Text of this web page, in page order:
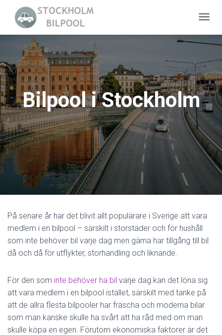
P
Å
/
A
V
A
V
G
Bilpool i Stockholm
På senare år har det blivit allt populärare i Sverige att vara
medlem i en bilpool – särskilt i storstäder och för hushåll
som inte behöver bil varje dag men gärna har tillgång till bil
då och då för utflykter, storhandling och liknande.
För den som inte behöver ha bil varje dag kan det löna sig
att vara medlem i en bilpool istället, särskilt med tanke på
att de allra flesta bilpooler har fräscha och moderna bilar
som man kanske skulle ha svårt att ha råd med om man
skulle köpa en egen. Förutom ekonomiska faktorer är det